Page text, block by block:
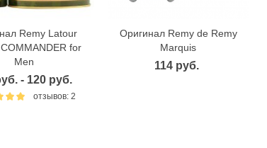
просмотр
Remy Latour
for
Men
- 120 руб.
отзывов: 2
Быстрый просмотр
Оригинал Remy de Remy
Marquis
114 руб.